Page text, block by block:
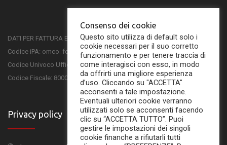
DATI PER FATTURA ELETTRONICA
Codice iPA: omco_fc
Codice Univoco Ufficio: UFSKMC
Codice Fiscale: 80001750407
Privacy policy
Consenso dei cookie
Questo sito utilizza di default solo i
cookie necessari per il suo corretto
funzionamento e per tenere traccia di
come interagisci con esso, in modo
da offrirti una migliore esperienza
d’uso. Cliccando su "ACCETTA"
acconsenti a tale impostazione.
Eventuali ulteriori cookie verranno
utilizzati solo se acconsenti facendo
clic su “ACCETTA TUTTO”. Puoi
gestire le impostazioni dei singoli
cookie finanche a rifiutarli tutti